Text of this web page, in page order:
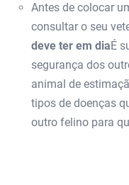
Antes de colocar
consultar o seu
deve ter em diaÉ
segurança dos
animal de
tipos de doenças
outro felino para